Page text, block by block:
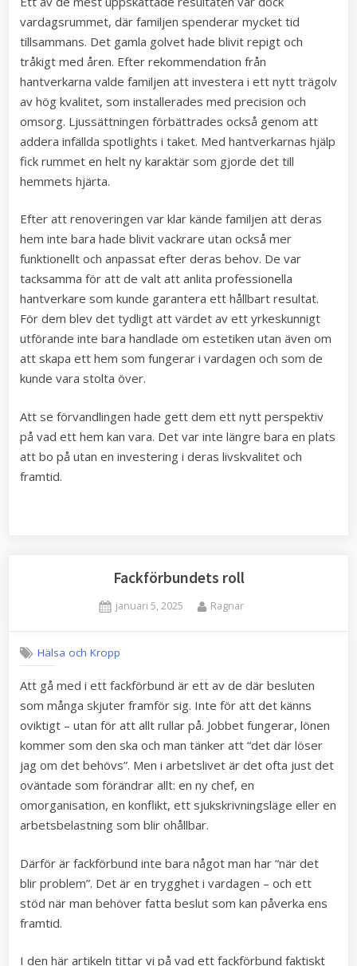
vardagsrummet, där familjen spenderar mycket tid
tillsammans. Det gamla golvet hade blivit repigt och
tråkigt med åren. Efter rekommendation från
hantverkarna valde familjen att investera i ett nytt trägolv
av hög kvalitet, som installerades med precision och
omsorg. Ljussättningen förbättrades också genom att
addera infällda spotlights i taket. Med hantverkarnas hjälp
fick rummet en helt ny karaktär som gjorde det till
hemmets hjärta.
Efter att renoveringen var klar kände familjen att deras
hem inte bara hade blivit vackrare utan också mer
funktionellt och anpassat efter deras behov. De var
tacksamma för att de valt att anlita professionella
hantverkare som kunde garantera ett hållbart resultat.
För dem blev det tydligt att värdet av ett yrkeskunnigt
utförande inte bara handlade om estetiken utan även om
att skapa ett hem som fungerar i vardagen och som de
kunde vara stolta över.
Att se förvandlingen hade gett dem ett nytt perspektiv
på vad ett hem kan vara. Det var inte längre bara en plats
att bo på utan en investering i deras livskvalitet och
framtid.
Fackförbundets roll
Posted
januari 5, 2025 By
Ragnar
Hälsa och Kropp
Att gå med i ett fackförbund är ett av de där besluten
som många skjuter framför sig. Inte för att det känns
oviktigt – utan för att allt rullar på. Jobbet fungerar, lönen
kommer som den ska och man tänker att “det där löser
jag om det behövs”. Men i arbetslivet är det ofta just det
oväntade som förändrar allt: en ny chef, en
omorganisation, en konflikt, ett sjukskrivningsläge eller en
arbetsbelastning som blir ohållbar.
Därför är fackförbund inte bara något man har “när det
blir problem”. Det är en trygghet i vardagen – och ett
stöd när man behöver fatta beslut som kan påverka ens
framtid.
I den här artikeln tittar vi på vad ett fackförbund faktiskt